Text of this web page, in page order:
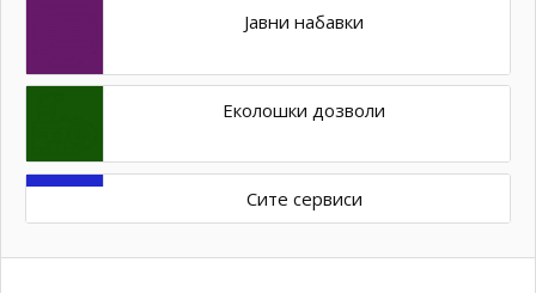
Јавни набавки
Еколошки дозволи
Сите сервиси